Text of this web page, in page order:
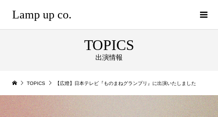
Lamp up co.
TOPICS
出演情報
TOPICS 【広燈】日本テレビ『ものまねグランプリ』に出演いたしました